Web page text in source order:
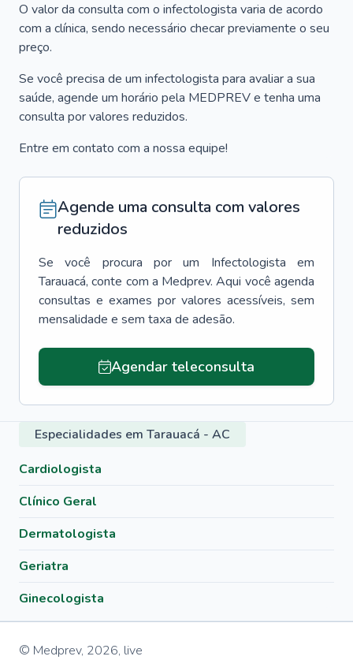
O valor da consulta com o infectologista varia de acordo
com a clínica, sendo necessário checar previamente o seu
preço.
Se você precisa de um infectologista para avaliar a sua
saúde, agende um horário pela MEDPREV e tenha uma
consulta por valores reduzidos.
Entre em contato com a nossa equipe!
Agende uma consulta com valores
reduzidos
Se você procura por um Infectologista
em
Tarauacá, conte com a Medprev. Aqui você agenda
consultas e exames por valores acessíveis, sem
mensalidade e sem taxa de adesão.
Agendar teleconsulta
Especialidades em Tarauacá - AC
Cardiologista
Clínico Geral
Dermatologista
Geriatra
Ginecologista
© Medprev, 2026, live